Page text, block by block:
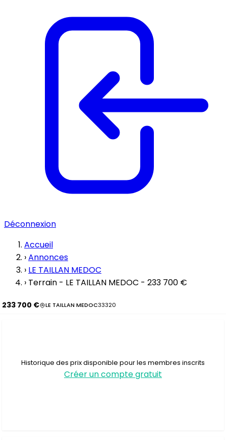
Déconnexion
Accueil
›Annonces
› LE TAILLAN MEDOC
› Terrain - LE TAILLAN MEDOC - 233 700 €
233 700 € LE TAILLAN MEDOC33320
Historique des prix disponible pour les membres inscrits
Créer un compte gratuit